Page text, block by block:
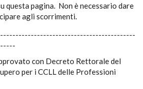
questa pagina. Non è necessario dare
agli scorrimenti.
con Decreto Rettorale del
per i CCLL delle Professioni